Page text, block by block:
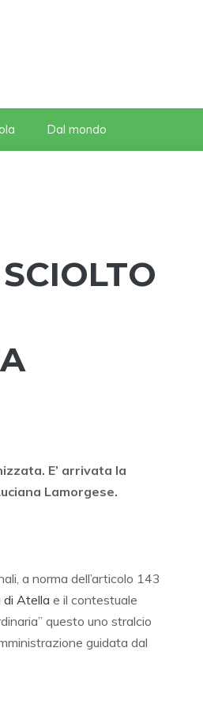
Dal mondo
E’ arrivata la
Lamorgese.
a norma dell’articolo 143
di Atella e il contestuale
questo uno stralcio
guidata dal